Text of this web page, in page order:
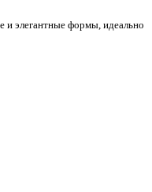
и элегантные формы, идеально